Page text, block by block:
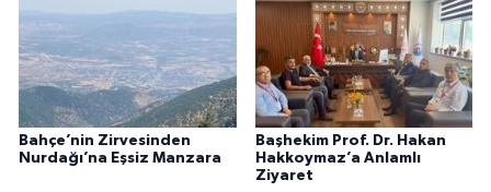
Bahçe’nin Zirvesinden
Nurdağı’na Eşsiz Manzara
Başhekim Prof. Dr. Hakan
Hakkoymaz’a Anlamlı
Ziyaret